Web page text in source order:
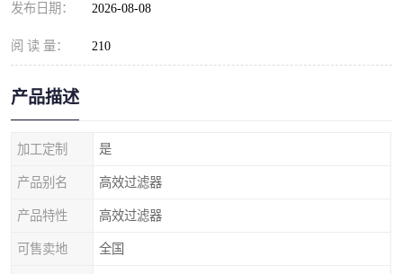
发布日期： 2026-08-08
阅 读 量： 210
产品描述
加工定制 是
产品别名 高效过滤器
产品特性 高效过滤器
可售卖地 全国